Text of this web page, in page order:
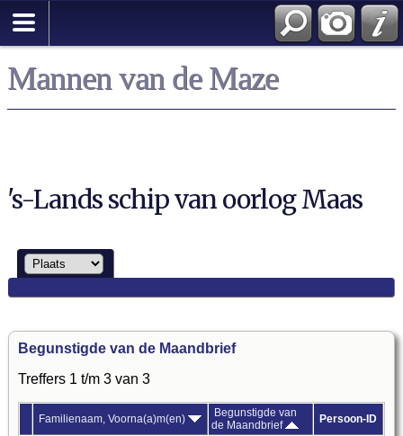
Mannen van de Maze
's-Lands schip van oorlog Maas
Begunstigde van de Maandbrief
Treffers 1 t/m 3 van 3
Familienaam, Voorna(a)m(en)
Begunstigde van
de Maandbrief
Persoon-ID